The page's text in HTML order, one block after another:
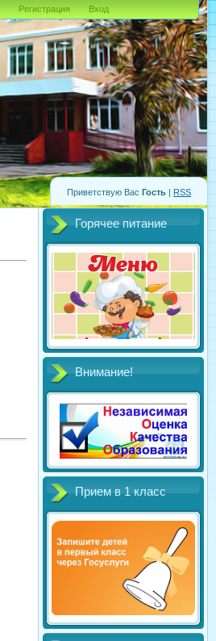
Приветствую Вас Гость | RSS
Регистрация Вход
Горячее питание
Внимание!
Прием в 1 класс